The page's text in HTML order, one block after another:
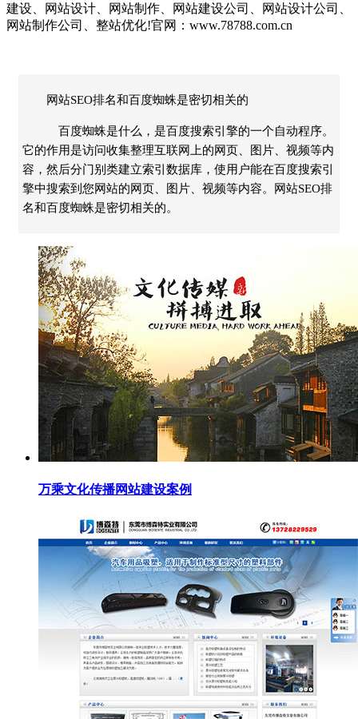
建设、网站设计、网站制作、网站建设公司、网站设计公司、
网站制作公司、整站优化!官网：www.78788.com.cn
网站SEO排名和百度蜘蛛是密切相关的
百度蜘蛛是什么，是百度搜索引擎的一个自动程序。
它的作用是访问收集整理互联网上的网页、图片、视频等内
容，然后分门别类建立索引数据库，使用户能在百度搜索引
擎中搜索到您网站的网页、图片、视频等内容。网站SEO排
名和百度蜘蛛是密切相关的。
万乘文化传播网站建设案例